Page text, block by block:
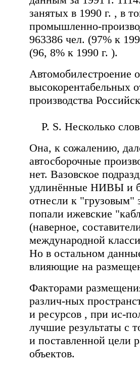
занятых в 1990 г. , в
промышленно-
963386 чел. (97% к
(96, 8% к 1990 г. ).
Автомобилестроение
высокорентабельных
производства
P. S. Несколько
Она, к сожалению,
автосборочные
нет. Вазовское
удлинённые НИВЫ и
отнесли к "грузовым"
попали ижевские
(наверное,
международной
Но в остальном
влияющие на
Факторами
различ-ных
и ресурсов , при ис-
лучшие результаты с
и поставленной цели
объектов.